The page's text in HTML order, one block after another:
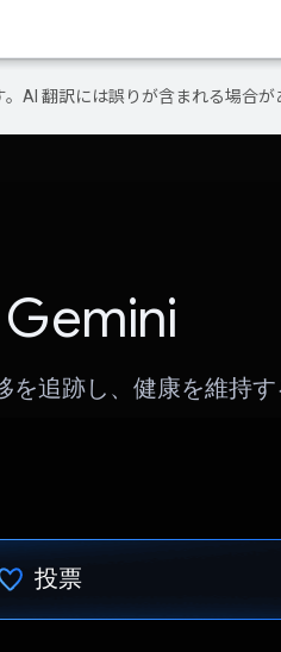
AI 翻訳には誤りが含まれる場合が
を追跡し、健康を維持す
投票